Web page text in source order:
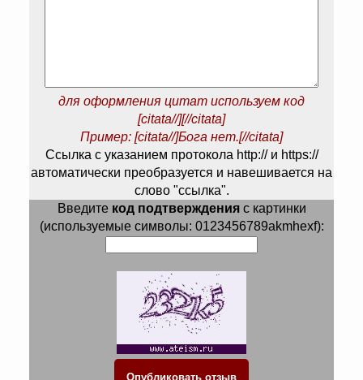
для оформления цитат используем код
[citata//][//citata]
Пример: [citata//]Бога нет.[//citata]
Ссылка с указанием протокола http:// и https://
автоматически преобразуется и навешивается на
слово "ссылка".
Введите код подтвержденияс картинки
(используемые символы: 0123456789akmhexf):